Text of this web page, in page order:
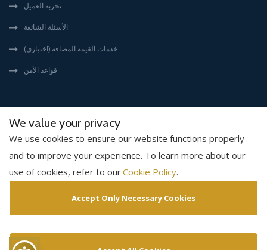
تجربة العميل
الأسئلة الشائعة
خدمات القيمة المضافة (اختياري)
قواعد الأمن
(©) 2026 بي إل إس إنترناشيونال
إخلاء مسئولية سياسة الخصوصية
Cookies policy
We value your privacy
We use cookies to ensure our website functions properly
and to improve your experience. To learn more about our
use of cookies, refer to ourCookie Policy.
Accept Only Necessary Cookies